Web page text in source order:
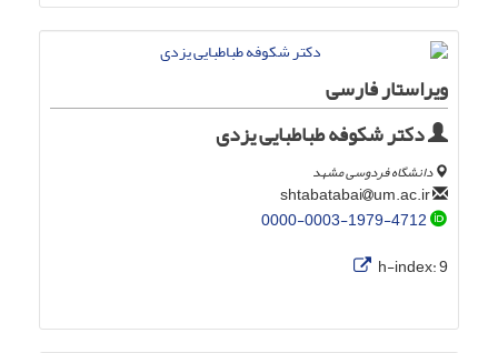
ویراستار فارسی
دکتر شکوفه طباطبایی یزدی
دانشگاه فردوسی مشهد
um.ac.ir
0000-0003-1979-4712
h-index:9